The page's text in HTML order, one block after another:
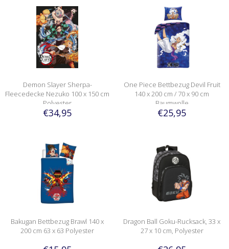
Demon Slayer Sherpa-
Fleecedecke Nezuko 100 x 150 cm
Polyester
€34,95
One Piece Bettbezug Devil Fruit
140 x 200 cm / 70 x 90 cm
Baumwolle
€25,95
Bakugan Bettbezug Brawl 140 x
200 cm 63 x 63 Polyester
Dragon Ball Goku-Rucksack, 33 x
27 x 10 cm, Polyester